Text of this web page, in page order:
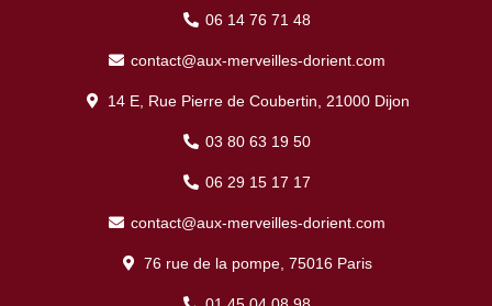
06 14 76 71 48
contact@aux-merveilles-dorient.com
14 E, Rue Pierre de Coubertin, 21000 Dijon
03 80 63 19 50
06 29 15 17 17
contact@aux-merveilles-dorient.com
76 rue de la pompe, 75016 Paris